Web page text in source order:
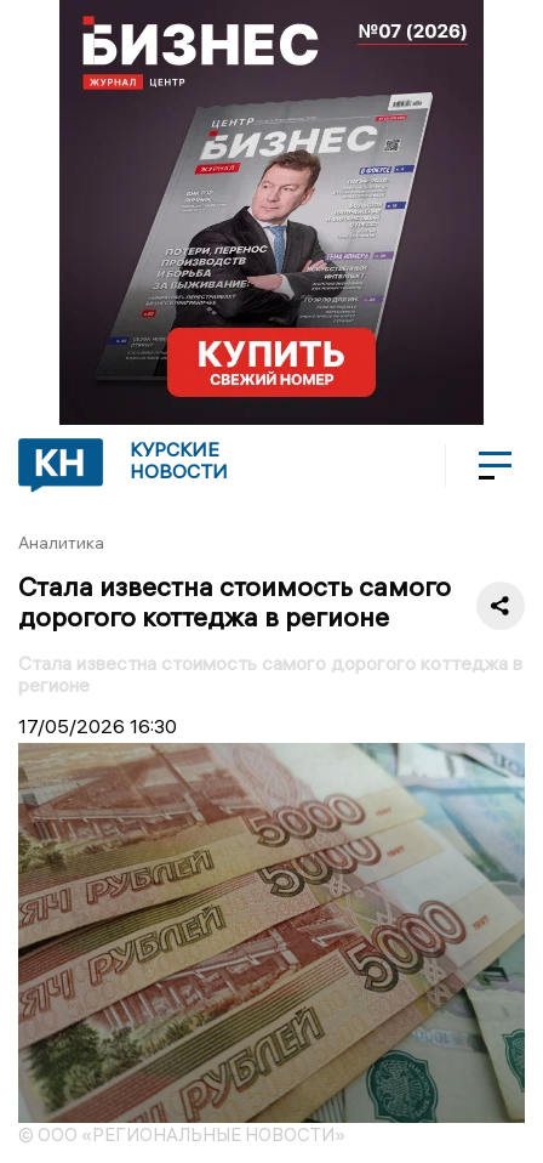
КУРСКИЕ
НОВОСТИ
Аналитика
Стала известна стоимость самого
дорогого коттеджа в регионе
Стала известна стоимость самого дорогого коттеджа в
регионе
17/05/2026 16:30
© ООО «РЕГИОНАЛЬНЫЕ НОВОСТИ»